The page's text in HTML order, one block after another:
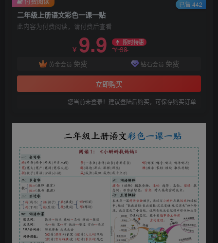
二年级上册语文彩色一课一贴
此内容为付费阅读，请付费后查看
￥ 9.9 限时特惠
￥38
黄金会员 免费 钻石会员 免费
立即购买
您当前未登录！建议登陆后购买，可保存购买订单
已售 442